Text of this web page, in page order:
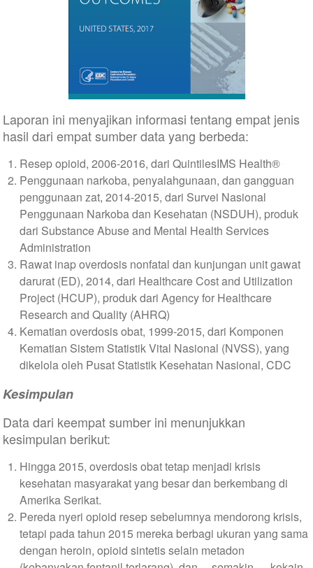
Laporan ini menyajikan informasi tentang empat jenis
hasil dari empat sumber data yang berbeda:
Resep opioid, 2006-2016, dari QuintilesIMS Health®
Penggunaan narkoba, penyalahgunaan, dan gangguan
penggunaan zat, 2014-2015, dari Survei Nasional
Penggunaan Narkoba dan Kesehatan (NSDUH), produk
dari Substance Abuse and Mental Health Services
Administration
Rawat inap overdosis nonfatal dan kunjungan unit gawat
darurat (ED), 2014, dari Healthcare Cost and Utilization
Project (HCUP), produk dari Agency for Healthcare
Research and Quality (AHRQ)
Kematian overdosis obat, 1999-2015, dari Komponen
Kematian Sistem Statistik Vital Nasional (NVSS), yang
dikelola oleh Pusat Statistik Kesehatan Nasional, CDC
Kesimpulan
Data dari keempat sumber ini menunjukkan
kesimpulan berikut:
Hingga 2015, overdosis obat tetap menjadi krisis
kesehatan masyarakat yang besar dan berkembang di
Amerika Serikat.
Pereda nyeri opioid resep sebelumnya mendorong krisis,
tetapi pada tahun 2015 mereka berbagi ukuran yang sama
dengan heroin, opioid sintetis selain metadon